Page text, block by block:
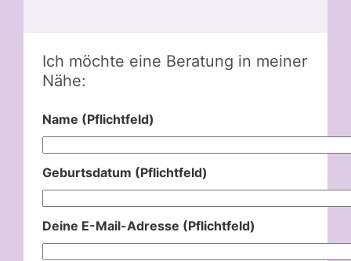
Ich möchte eine Beratung in meiner
Nähe:
Name (Pflichtfeld)
Geburtsdatum (Pflichtfeld)
Deine E-Mail-Adresse (Pflichtfeld)